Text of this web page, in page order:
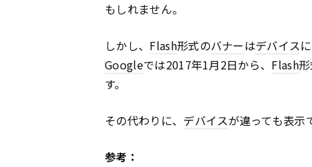
もしれません。
しかし、 Flash形式のバナーはデバイス
Googleでは2017年1月2日から、 Flash
す。
その代わりに、 デバイスが違っても表示
参考：